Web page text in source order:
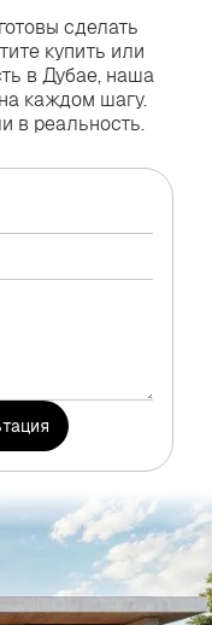
сделать
купить или
в Дубае, наша
каждом шагу.
в реальность.